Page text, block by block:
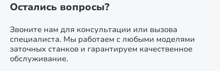
Остались вопросы?
Звоните нам для консультации или вызова
специалиста. Мы работаем с любыми моделями
заточных станков и гарантируем качественное
обслуживание.